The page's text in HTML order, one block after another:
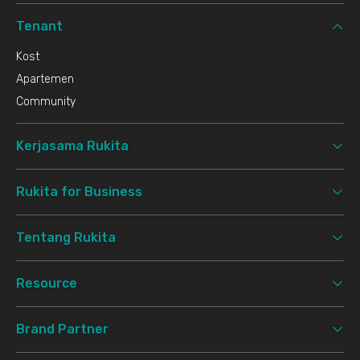
Tenant
Kost
Apartemen
Community
Kerjasama Rukita
Rukita for Business
Tentang Rukita
Resource
Brand Partner